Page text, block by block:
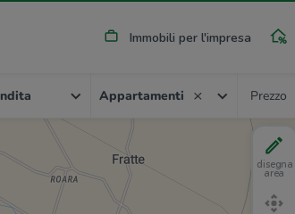
Immobili per l'impresa
Appartamenti Prezzo
disegna
area